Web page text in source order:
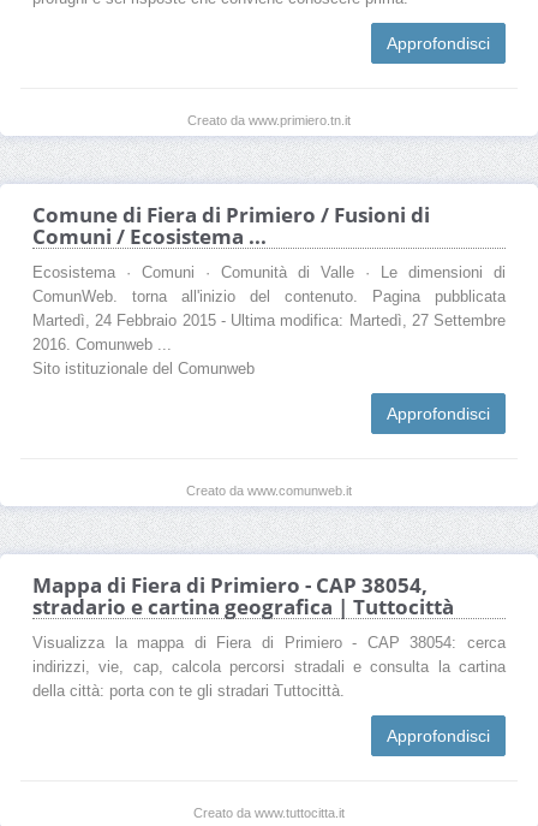
Approfondisci
Creato da www.primiero.tn.it
Comune di Fiera di Primiero / Fusioni di
Comuni / Ecosistema ...
Ecosistema · Comuni · Comunità di Valle · Le dimensioni di
ComunWeb. torna all'inizio del contenuto. Pagina pubblicata
Martedì, 24 Febbraio 2015 - Ultima modifica: Martedì, 27 Settembre
2016. Comunweb ...
Sito istituzionale del Comunweb
Approfondisci
Creato da www.comunweb.it
Mappa di Fiera di Primiero - CAP 38054,
stradario e cartina geografica | Tuttocittà
Visualizza la mappa di Fiera di Primiero - CAP 38054: cerca
indirizzi, vie, cap, calcola percorsi stradali e consulta la cartina
della città: porta con te gli stradari Tuttocittà.
Approfondisci
Creato da www.tuttocitta.it